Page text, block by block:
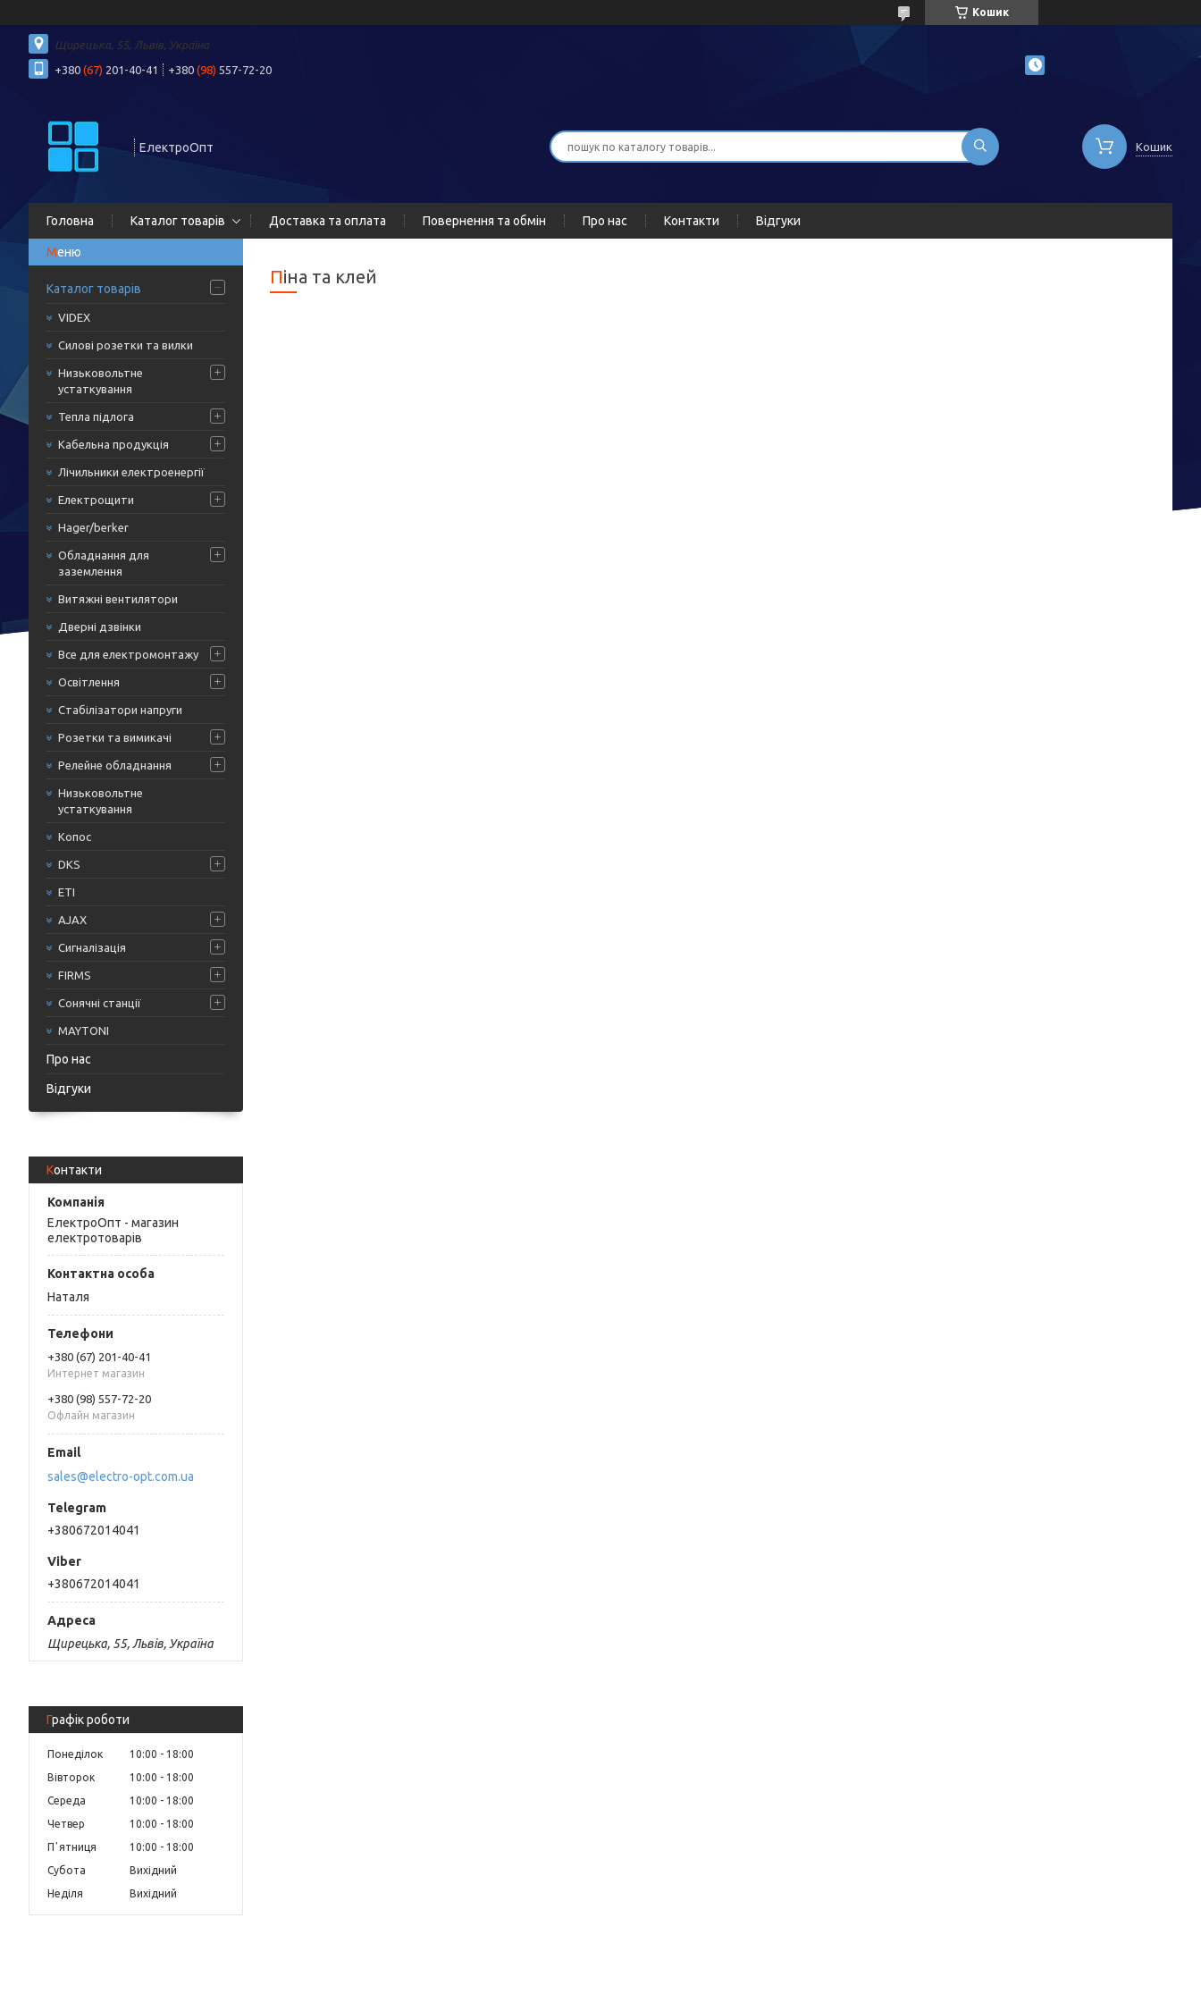
Кошик
Щирецька, 55, Львів, Україна
+380 (67) 201-40-41 +380 (98) 557-72-20
ЕлектроОпт Кошик
Головна Каталог товарів Доставка та оплата Повернення та обмін Про нас Контакти Відгуки
Каталог товарів
VIDEX
Силові розетки та вилки
Низьковольтне
устаткування
Тепла підлога
Кабельна продукція
Лічильники електроенергії
Електрощити
Hager/berker
Обладнання для
заземлення
Витяжні вентилятори
Дверні дзвінки
Все для електромонтажу
Освітлення
Стабілізатори напруги
Розетки та вимикачі
Релейне обладнання
Низьковольтне
устаткування
Копос
DKS
ETI
AJAX
Сигналізація
FIRMS
Сонячні станції
MAYTONI
Про нас
Відгуки
Контакти
ЕлектроОпт - магазин
електротоварів
Наталя
+380 (67) 201-40-41
Интернет магазин
+380 (98) 557-72-20
Офлайн магазин
sales@electro-opt.com.ua
+380672014041
+380672014041
Щирецька, 55, Львів, Україна
Графік роботи
Понеділок 10:00
18:00
Вівторок
10:00
18:00
Середа
10:00
18:00
Четвер
10:00
18:00
Пʼятниця
10:00
18:00
Субота
Вихідний
Неділя
Вихідний
Піна та клей